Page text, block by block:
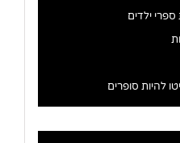
ילדים
להיות סופרים